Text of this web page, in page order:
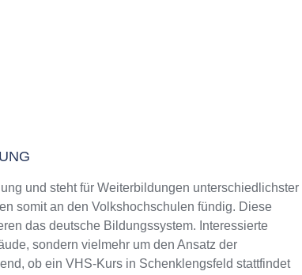
und steht für Weiterbildungen unterschiedlichster
somit an den Volkshochschulen fündig. Diese
das deutsche Bildungssystem. Interessierte
sondern vielmehr um den Ansatz der
ob ein VHS-Kurs in Schenklengsfeld stattfindet